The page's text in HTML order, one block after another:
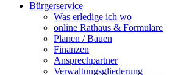
Bürgerservice
Was erledige ich wo
online Rathaus & Formulare
Planen / Bauen
Finanzen
Ansprechpartner
Verwaltungsgliederung